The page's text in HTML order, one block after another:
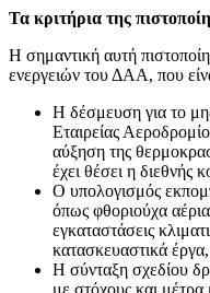
Τα κριτήρια της
Η σημαντική αυτή
ενεργειών του ΔΑΑ, που
Η δέσμευση για το
Εταιρείας
αύξηση της
έχει θέσει η διεθνής
Ο υπολογισμός
όπως φθοριούχα
εγκαταστάσεις
κατασκευαστικά
Η σύνταξη σχεδίου
με στόχους και